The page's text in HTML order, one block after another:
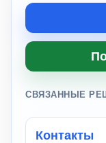
СВЯЗАННЫЕ
Контакты